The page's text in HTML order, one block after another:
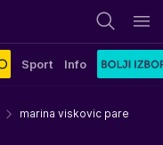
Sport Info
marina viskovic pare